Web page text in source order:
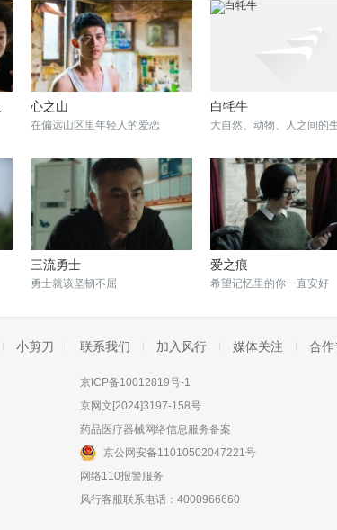
心之山
在偏远山区里年轻人的爱恋
白牦牛
大自然、动物、人之间的
三流勇士
勇士就该坚韧不屈
爱之痕
希望记忆里的你一直安好
小剪刀 联系我们 加入风行 媒体关注 合作
京ICP备10012819号-1
京网文[2024]3197-158号
药品医疗器械网络信息服务备案
京公网安备11010502047221号
网络110报警服务
风行客服联系电话：4000966660